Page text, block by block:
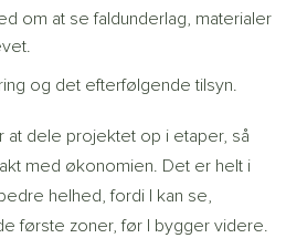
om at se faldunderlag, materialer
og det efterfølgende tilsyn.
at dele projektet op i etaper, så
med økonomien. Det er helt i
helhed, fordi I kan se,
første zoner, før I bygger videre.